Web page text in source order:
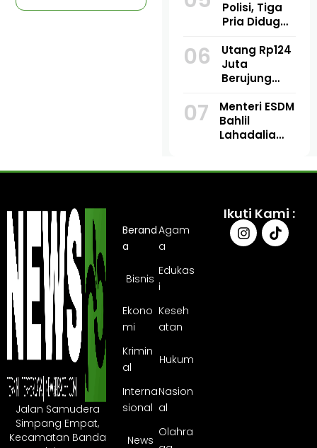
Produksi
we, Polisi
Temukan
yang Sudah
Dipotong
Polisi, Tiga
Pria Diduga
di Pidie
Jaya,
Korban
Hari
06
Utang Rp124
Juta
Berujung
Penculikan,
Korban
Diborgol
Medan
07
Menteri ESDM
Bahlil
Lahadalia
sebagai
Jalan Samudera
Simpang Empat,
Kecamatan Banda
Berand
a
Agam
a
Bisnis
Edukas
i
Ekono
mi
Keseh
atan
Krimin
al
Hukum
Interna
sional
Nasion
al
News
Olahra
Ikuti Kami :